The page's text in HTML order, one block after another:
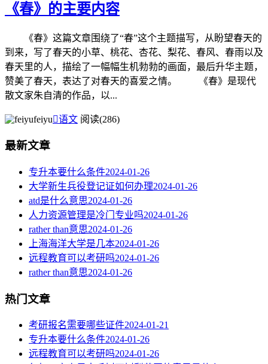
《春》的主要内容
《春》这篇文章围绕了“春”这个主题描写，从盼望春天的
到来，写了春天的小草、桃花、杏花、梨花、春风、春雨以及
春天里的人，描绘了一幅幅生机勃勃的画面，最后升华主题，
赞美了春天，表达了对春天的喜爱之情。 《春》是现代
散文家朱自清的作品，以...
feiyu语文 阅读(286)
最新文章
专升本要什么条件2024-01-26
大学新生兵役登记证如何办理2024-01-26
atd是什么意思2024-01-26
人力资源管理是冷门专业吗2024-01-26
rather than意思2024-01-26
上海海洋大学是几本2024-01-26
远程教育可以考研吗2024-01-26
rather than意思2024-01-26
热门文章
考研报名需要哪些证件2024-01-21
专升本要什么条件2024-01-26
远程教育可以考研吗2024-01-26